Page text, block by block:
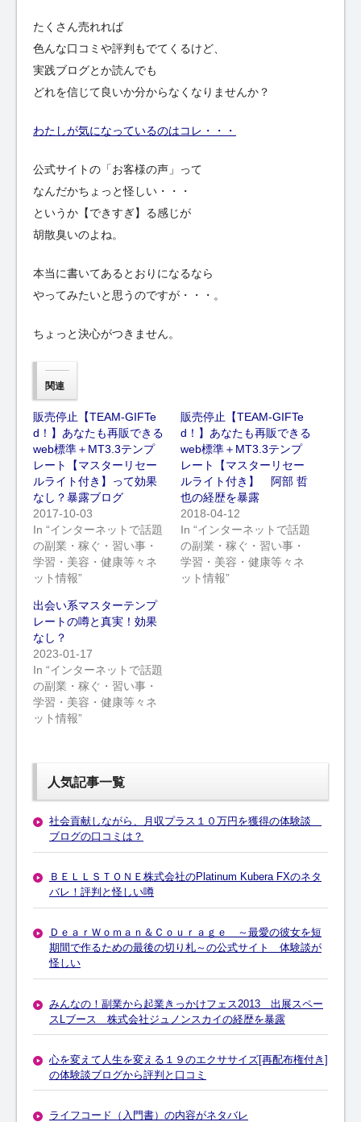
たくさん売れれば
色んな口コミや評判もでてくるけど、
実践ブログとか読んでも
どれを信じて良いか分からなくなりませんか？
わたしが気になっているのはコレ・・・
公式サイトの「お客様の声」って
なんだかちょっと怪しい・・・
というか【できすぎ】る感じが
胡散臭いのよね。
本当に書いてあるとおりになるなら
やってみたいと思うのですが・・・。
ちょっと決心がつきません。
関連
販売停止【TEAM-GIFTe
d！】あなたも再販できる
web標準＋MT3.3テンプ
レート【マスターリセー
ルライト付き】って効果
なし？暴露ブログ
2017-10-03
In “インターネットで話題
の副業・稼ぐ・習い事・
学習・美容・健康等々ネ
ット情報”
販売停止【TEAM-GIFTe
d！】あなたも再販できる
web標準＋MT3.3テンプ
レート【マスターリセー
ルライト付き】 阿部 哲
也の経歴を暴露
2018-04-12
In “インターネットで話題
の副業・稼ぐ・習い事・
学習・美容・健康等々ネ
ット情報”
出会い系マスターテンプ
レートの噂と真実！効果
なし？
2023-01-17
In “インターネットで話題
の副業・稼ぐ・習い事・
学習・美容・健康等々ネ
ット情報”
人気記事一覧
社会貢献しながら、月収プラス１０万円を獲得の体験談
ブログの口コミは？
ＢＥＬＬＳＴＯＮＥ株式会社のPlatinum Kubera FXのネタ
バレ！評判と怪しい噂
ＤｅａｒＷｏｍａｎ＆Ｃｏｕｒａｇｅ ～最愛の彼女を短
期間で作るための最後の切り札～の公式サイト 体験談が
怪しい
みんなの！副業から起業きっかけフェス2013 出展スペー
スLブース 株式会社ジュノンスカイの経歴を暴露
心を変えて人生を変える１９のエクササイズ[再配布権付き]
の体験談ブログから評判と口コミ
ライフコード（入門書）の内容がネタバレ